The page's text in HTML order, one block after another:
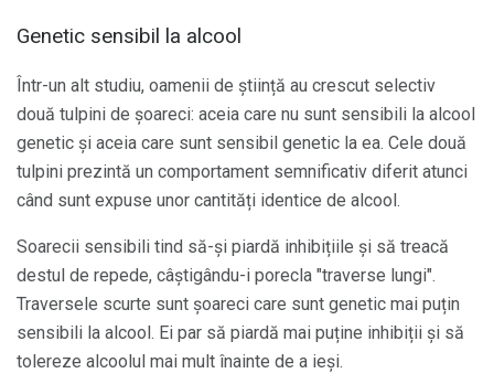
Genetic sensibil la alcool
Într-un alt studiu, oamenii de știință au crescut selectiv
două tulpini de șoareci: aceia care nu sunt sensibili la alcool
genetic și aceia care sunt sensibil genetic la ea. Cele două
tulpini prezintă un comportament semnificativ diferit atunci
când sunt expuse unor cantități identice de alcool.
Soarecii sensibili tind să-și piardă inhibițiile și să treacă
destul de repede, câștigându-i porecla "traverse lungi".
Traversele scurte sunt șoareci care sunt genetic mai puțin
sensibili la alcool. Ei par să piardă mai puține inhibiții și să
tolereze alcoolul mai mult înainte de a ieși.